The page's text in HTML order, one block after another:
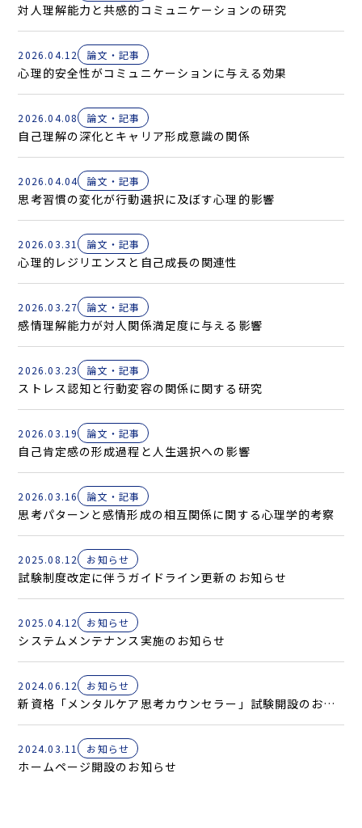
対人理解能力と共感的コミュニケーションの研究
2026.04.12 論文・記事
心理的安全性がコミュニケーションに与える効果
2026.04.08 論文・記事
自己理解の深化とキャリア形成意識の関係
2026.04.04 論文・記事
思考習慣の変化が行動選択に及ぼす心理的影響
2026.03.31 論文・記事
心理的レジリエンスと自己成長の関連性
2026.03.27 論文・記事
感情理解能力が対人関係満足度に与える影響
2026.03.23 論文・記事
ストレス認知と行動変容の関係に関する研究
2026.03.19 論文・記事
自己肯定感の形成過程と人生選択への影響
2026.03.16 論文・記事
思考パターンと感情形成の相互関係に関する心理学的考察
2025.08.12 お知らせ
試験制度改定に伴うガイドライン更新のお知らせ
2025.04.12 お知らせ
システムメンテナンス実施のお知らせ
2024.06.12 お知らせ
新資格「メンタルケア思考カウンセラー」試験開設のお知らせ
2024.03.11 お知らせ
ホームページ開設のお知らせ